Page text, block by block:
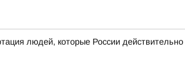
людей, которые России